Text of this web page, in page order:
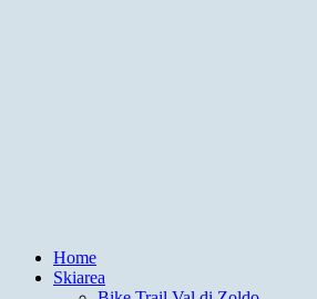
Home
Skiarea